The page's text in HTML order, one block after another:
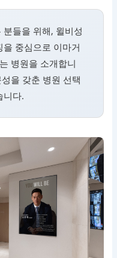
들을 위해, 윌비성
중심으로 이마거
병원을 소개합니
을 갖춘 병원 선택
니다.